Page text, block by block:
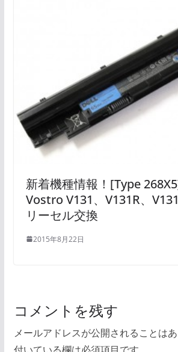
新着機種情報！[Type
Vostro V131、V131R、
リーセル交換
2015年8月22日
コメントを残す
メールアドレスが公開されることはあ